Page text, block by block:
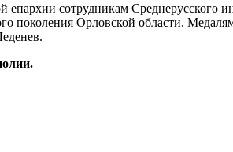
епархии сотрудникам
поколения Орловской области.